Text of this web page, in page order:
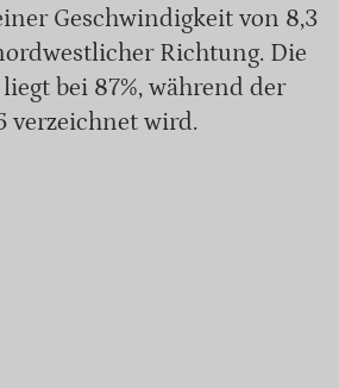
Geschwindigkeit von 8,3
Richtung. Die
bei 87%, während der
verzeichnet wird.